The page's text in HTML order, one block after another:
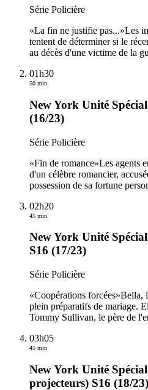
Série Policière
«La fin ne justifie pas...»Les
tentent de déterminer si le
au décès d'une victime de la
01h30
50 min
New York Unité
(16/23)
Série Policière
«Fin de romance»Les agents
d'un célèbre romancier,
possession de sa fortune
02h20
45 min
New York Unité
S16 (17/23)
Série Policière
«Coopérations forcées»Bella,
plein préparatifs de mariage.
Tommy Sullivan, le père de
03h05
45 min
New York Unité
projecteurs) S16 (18/23)